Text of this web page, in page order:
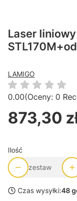
Laser
LAMIGO
0.00(Oceny: 0
Cena
873,30
Ilość
zestaw
Czas wysyłki:48